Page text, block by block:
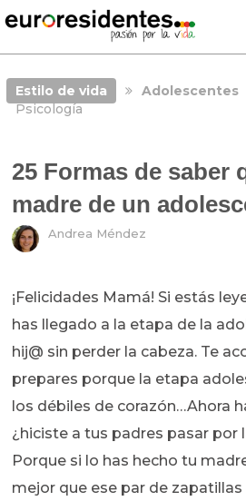
Estilo de vida Adolescentes
Psicología
25 Formas de saber
madre de un
Andrea Méndez
¡Felicidades Mamá! Si estás
has llegado a la etapa de la
hij@ sin perder la cabeza. Te
prepares porque la etapa
los débiles de corazón…Ahora
¿hiciste a tus padres pasar por
Porque si lo has hecho tu
mejor que ese par de